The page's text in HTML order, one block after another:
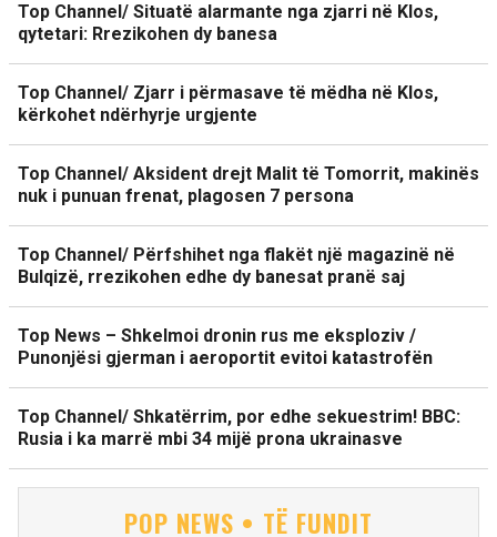
Top Channel/ Situatë alarmante nga zjarri në Klos,
qytetari: Rrezikohen dy banesa
Top Channel/ Zjarr i përmasave të mëdha në Klos,
kërkohet ndërhyrje urgjente
Top Channel/ Aksident drejt Malit të Tomorrit, makinës
nuk i punuan frenat, plagosen 7 persona
Top Channel/ Përfshihet nga flakët një magazinë në
Bulqizë, rrezikohen edhe dy banesat pranë saj
Top News – Shkelmoi dronin rus me eksploziv /
Punonjësi gjerman i aeroportit evitoi katastrofën
Top Channel/ Shkatërrim, por edhe sekuestrim! BBC:
Rusia i ka marrë mbi 34 mijë prona ukrainasve
POP NEWS • TË FUNDIT